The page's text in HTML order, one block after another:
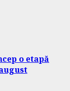
o etapă